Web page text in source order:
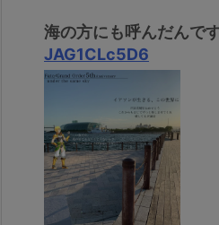
海の方にも呼んだんで
JAG1CLc5D6